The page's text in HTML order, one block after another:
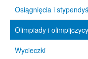
Osiągnięcia i
Olimpiady i olimpijczycy
Wycieczki